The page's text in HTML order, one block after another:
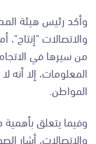
وأكد رئيس هيئة
والاتصالات
من سيرها في
المعلومات، إلا أنه
المواطن.
وفيما يتعلق
والاتصالات، أشار